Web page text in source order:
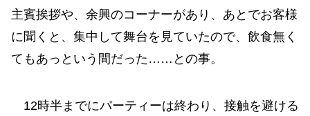
主賓挨拶や、余興のコーナーがあり、あとでお客様
に聞くと、集中して舞台を見ていたので、飲食無く
てもあっという間だった……との事。
12時半までにパーティーは終わり、接触を避ける